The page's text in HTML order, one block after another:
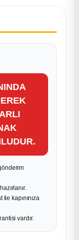
kapınınıza
vardır.